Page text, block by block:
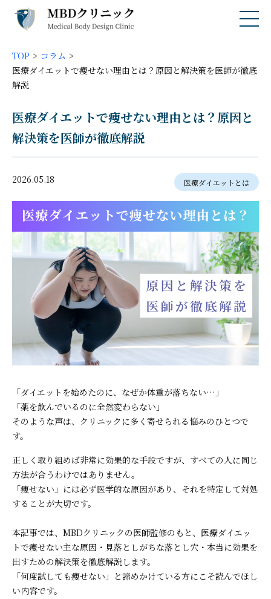
TOP
コラム
医療ダイエットで痩せない理由とは？原因と解決策を医師が徹底
解説
医療ダイエットで痩せない理由とは？原因と
解決策を医師が徹底解説
2026.05.18 医療ダイエットとは
「ダイエットを始めたのに、なぜか体重が落ちない…」
「薬を飲んでいるのに全然変わらない」
そのような声は、クリニックに多く寄せられる悩みのひとつで
す。
正しく取り組めば非常に効果的な手段ですが、すべての人に同じ
方法が合うわけではありません。
「痩せない」には必ず医学的な原因があり、それを特定して対処
することが大切です。
本記事では、MBDクリニックの医師監修のもと、医療ダイエッ
トで痩せない主な原因・見落としがちな落とし穴・本当に効果を
出すための解決策を徹底解説します。
「何度試しても痩せない」と諦めかけている方にこそ読んでほし
い内容です。